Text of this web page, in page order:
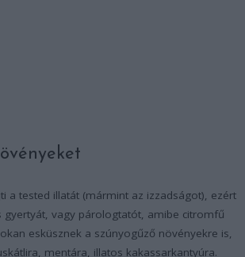
a tested illatát (mármint az izzadságot), ezért
gyertyát, vagy párologtatót, amibe citromfű
esküsznek a szúnyogűző növényekre is,
mentára, illatos kakassarkantyúra.